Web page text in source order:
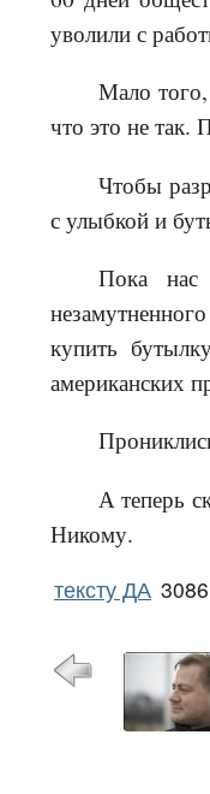
уволили с
Мало
что это не так.
Чтобы
с улыбкой и
Пока нас
купить
американских
А теперь
Никому.
тексту ДА 3086